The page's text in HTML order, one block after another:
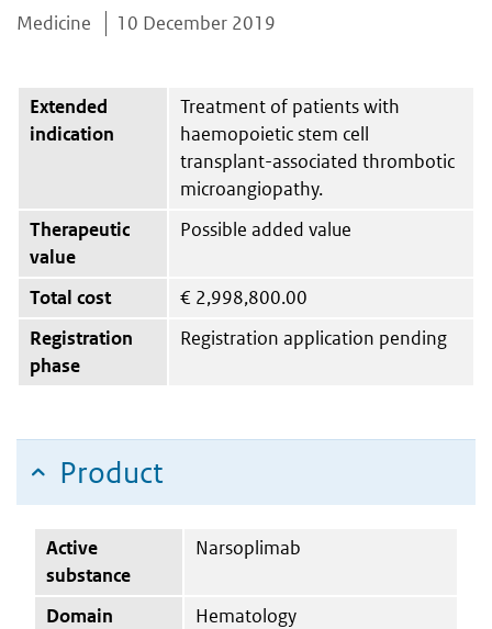
Medicine 10 December 2019
Extended
indication
Treatment of patients with
haemopoietic stem cell
transplant-associated thrombotic
microangiopathy.
Therapeutic
value
Possible added value
Total cost € 2,998,800.00
Registration
phase
Registration application pending
Product
Active
substance
Narsoplimab
Domain
Hematology